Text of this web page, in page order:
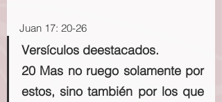
Juan 17: 20-26
Versículos deestacados.
20 Mas no ruego solamente por
estos, sino también por los que